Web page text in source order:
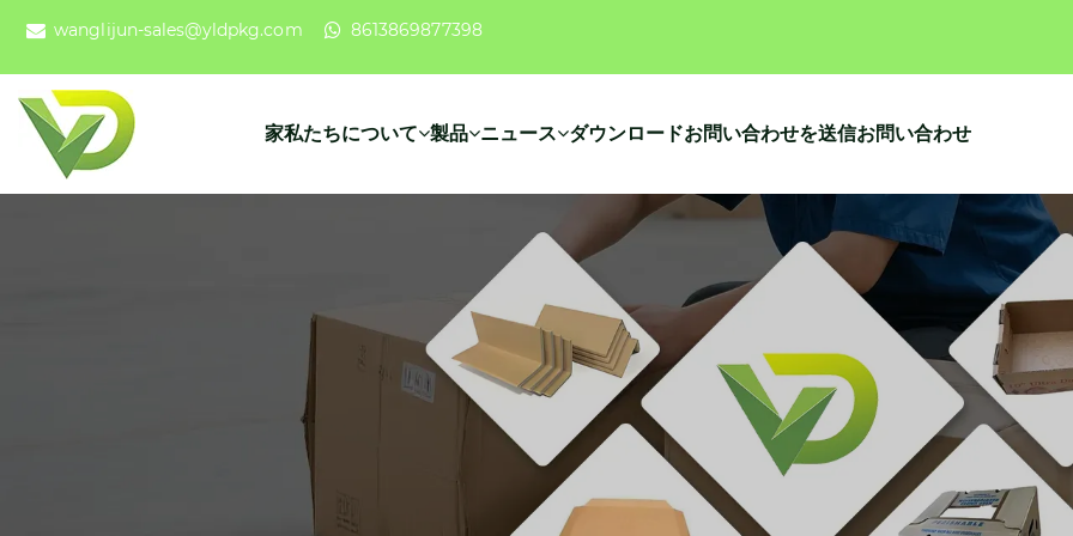
wanglijun-sales@yldpkg.com 8613869877398
家私たちについて 製品 ニュース ダウンロードお問い合わせを送信お問い合わせ